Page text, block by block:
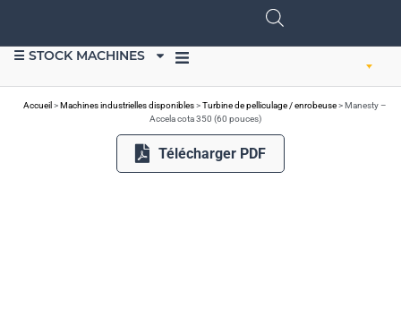
☰ STOCK MACHINES
Accueil >Machines industrielles disponibles>Turbine de pelliculage / enrobeuse>Manesty –
Accela cota 350 (60 pouces)
Télécharger PDF